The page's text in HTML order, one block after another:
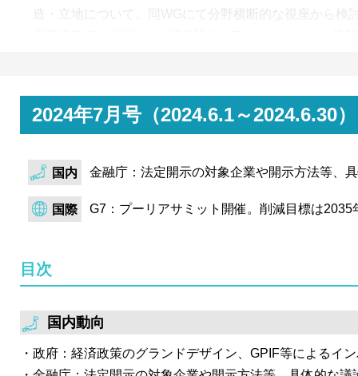
造・立地について、同WGにて分野横断的な視座から検
経済産業省は第59回総合資源エネルギー調査会 基本政
ネルギー基本計画の改定に向けて、ガス火力や石炭火
データセンター等による電力需要の増加やウクライナ情
エネルギーの安定供給を重視する様子を見せた。
経済産業省は、第45回省エネルギー小委員会を開催。
点を中心に議論。さらに、省エネ法に基づく非化石エ
て屋根置き太陽光の設置余地に着目した要素を追加する
エネ法の対象として追加する点なども併せて議論。
化に向けた新たな市場創出・利用拡大につながる適切な
2024年7月号（2024.6.1～2024.6.30
国内 金融庁：法定開示の対象企業や開示方法等、
国際 G7：プーリアサミット開催。削減目標は
目次
国内動向
政府：経済政策のグランドデザイン、GPIF等によるイ